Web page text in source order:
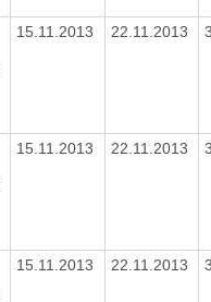
15.11.2013 22.11.2013
15.11.2013 22.11.2013
15.11.2013 22.11.2013